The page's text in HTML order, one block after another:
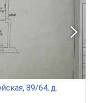
89/64, д.